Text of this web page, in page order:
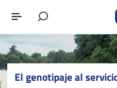
El genotipaje al